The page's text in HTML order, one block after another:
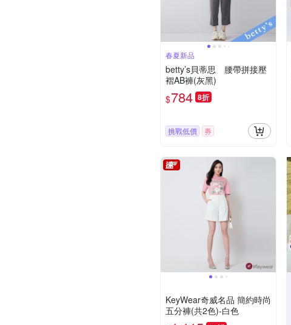
春夏新品
betty’s貝蒂思 腰帶拼接壓
褶AB褲(灰黑)
$784 8折
挑戰低價 券
KeyWear奇威名品 簡約時尚
五分褲(共2色)-白色